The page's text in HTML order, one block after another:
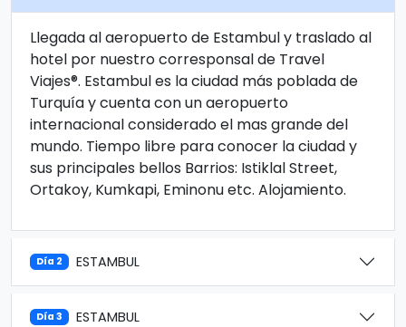
Llegada al aeropuerto de Estambul y traslado al
hotel por nuestro corresponsal de Travel
Viajes®. Estambul es la ciudad más poblada de
Turquía y cuenta con un aeropuerto
internacional considerado el mas grande del
mundo. Tiempo libre para conocer la ciudad y
sus principales bellos Barrios: Istiklal Street,
Ortakoy, Kumkapi, Eminonu etc. Alojamiento.
Día 2 ESTAMBUL
Día 3 ESTAMBUL